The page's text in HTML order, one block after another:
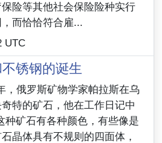
险等其他社会保险险种实行
而恰恰符合雇...
UTC
锈钢的诞生
，俄罗斯矿物学家帕拉斯在乌
特的矿石，他在工作日记中
种矿石有各种颜色，有些像是
晶体具有不规则的四面体，